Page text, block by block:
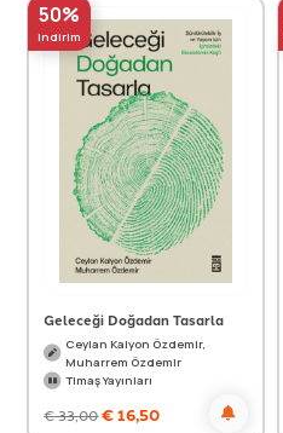
50%
indirim
Geleceği Doğadan Tasarla
Ceylan Kalyon Özdemir,
Muharrem Özdemir
Timaş Yayınları
€33,00€16,50